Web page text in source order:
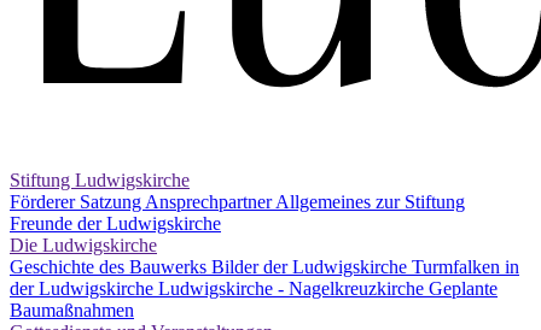
Stiftung Ludwigskirche
Förderer Satzung AnsprechpartnerAllgemeines zur Stiftung
Freunde der Ludwigskirche
Die Ludwigskirche
Geschichte des Bauwerks Bilder der Ludwigskirche Turmfalken in
der Ludwigskirche Ludwigskirche - Nagelkreuzkirche Geplante
Baumaßnahmen